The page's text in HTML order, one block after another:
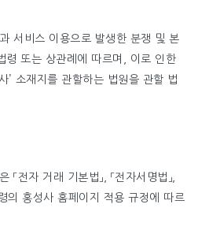
서비스 이용으로 발생한 분쟁 및 본
령 또는 상관례에 따르며, 이로 인한
’ 소재지를 관할하는 법원을 관할 법
전자 거래 기본법」, 「전자서명법」,
의 홍성사 홈페이지 적용 규정에 따르